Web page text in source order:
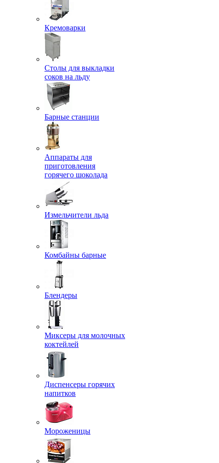
Кремоварки
Столы для выкладки
соков на льду
Барные станции
Аппараты для
приготовления
горячего шоколада
Измельчители льда
Комбайны барные
Блендеры
Миксеры для молочных
коктейлей
Диспенсеры горячих
напитков
Мороженицы